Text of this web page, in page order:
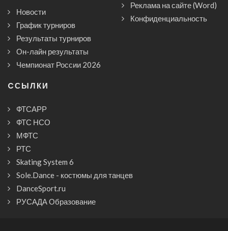
Новости
График турниров
Результаты турниров
Он-лайн результаты
Чемпионат России 2026
Реклама на сайте (Word)
Конфиденциальность
CСЫЛКИ
ФТСАРР
ФТС НСО
МФТС
РТС
Skating System 6
Sole.Dance - костюмы для танцев
DanceSport.ru
РУСАДА Образование